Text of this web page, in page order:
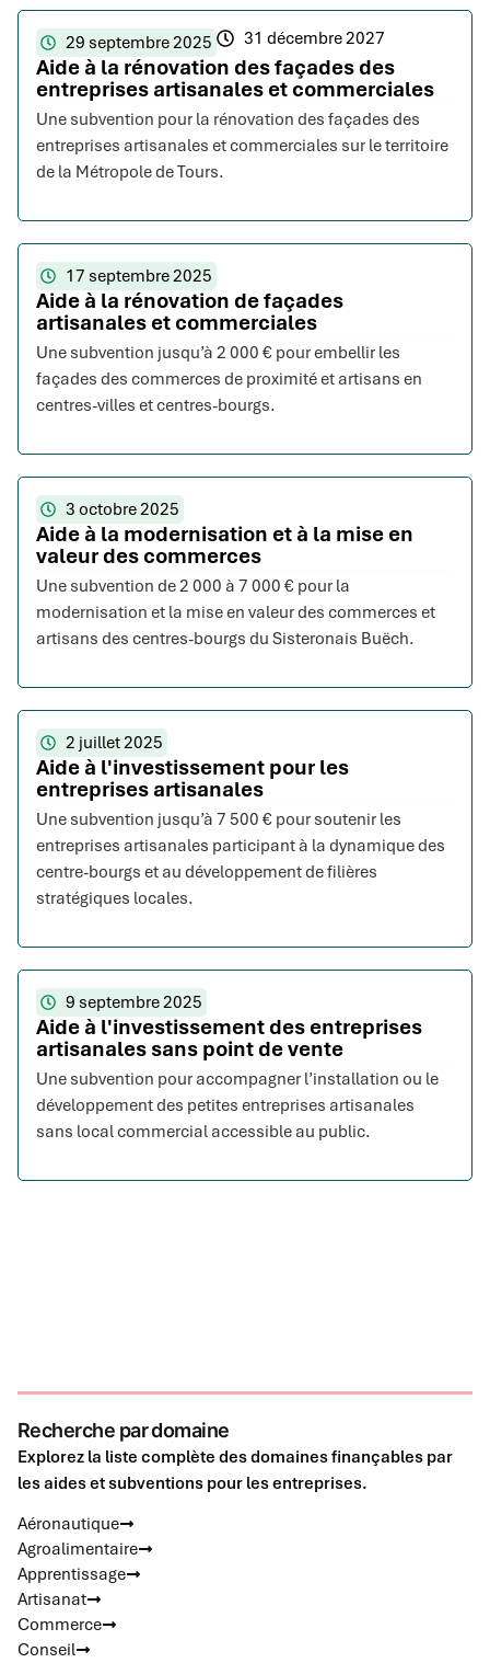
29 septembre 2025 31 décembre 2027
Aide à la rénovation des façades des
entreprises artisanales et commerciales
Une subvention pour la rénovation des façades des
entreprises artisanales et commerciales sur le territoire
de la Métropole de Tours.
17 septembre 2025
Aide à la rénovation de façades
artisanales et commerciales
Une subvention jusqu’à 2 000 € pour embellir les
façades des commerces de proximité et artisans en
centres-villes et centres-bourgs.
3 octobre 2025
Aide à la modernisation et à la mise en
valeur des commerces
Une subvention de 2 000 à 7 000 € pour la
modernisation et la mise en valeur des commerces et
artisans des centres-bourgs du Sisteronais Buëch.
2 juillet 2025
Aide à l'investissement pour les
entreprises artisanales
Une subvention jusqu’à 7 500 € pour soutenir les
entreprises artisanales participant à la dynamique des
centre-bourgs et au développement de filières
stratégiques locales.
9 septembre 2025
Aide à l'investissement des entreprises
artisanales sans point de vente
Une subvention pour accompagner l’installation ou le
développement des petites entreprises artisanales
sans local commercial accessible au public.
Recherche par domaine
Explorez la liste complète des domaines finançables par
les aides et subventions pour les entreprises.
Aéronautique
Agroalimentaire
Apprentissage
Artisanat
Commerce
Conseil